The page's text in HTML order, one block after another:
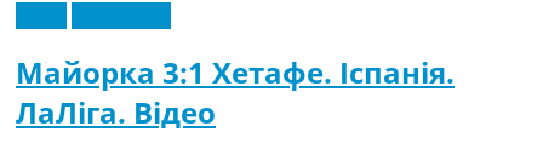
Майорка 3:1 Хетафе. Іспанія.
ЛаЛіга. Відео